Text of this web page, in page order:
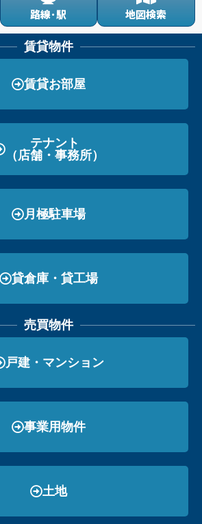
路線･駅 地図検索
賃貸物件
賃貸お部屋
テナント
（店舗・事務所）
月極駐車場
貸倉庫・貸工場
売買物件
戸建・マンション
事業用物件
土地